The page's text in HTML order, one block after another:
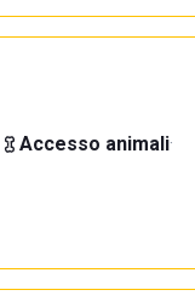
Accesso animali·